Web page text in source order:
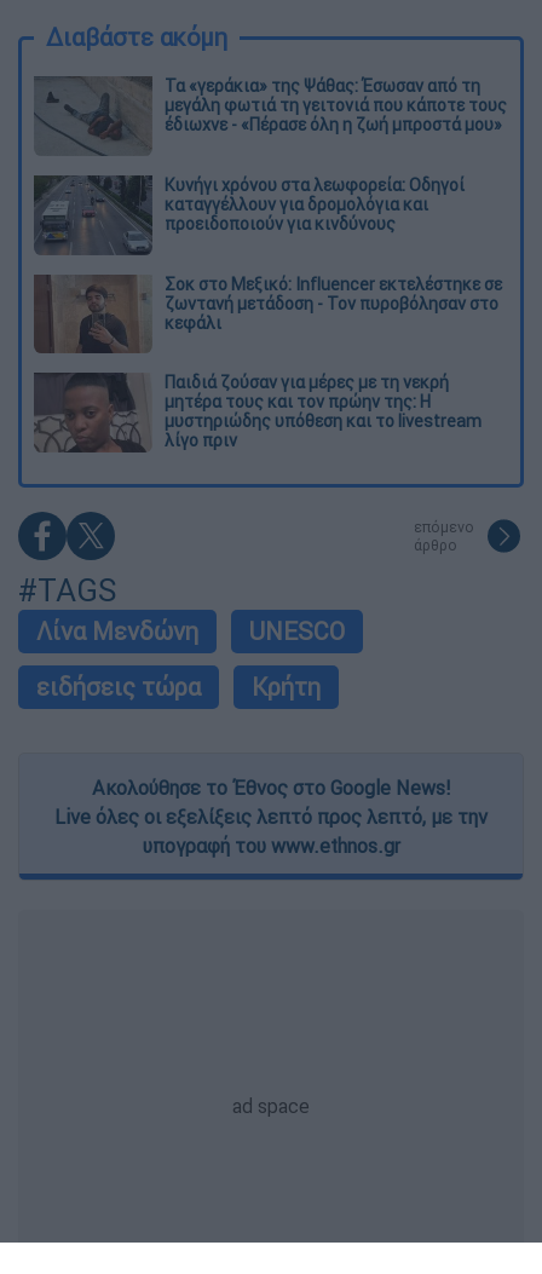
Διαβάστε ακόμη
Τα «γεράκια» της Ψάθας: Έσωσαν από τη
μεγάλη φωτιά τη γειτονιά που κάποτε τους
έδιωχνε - «Πέρασε όλη η ζωή μπροστά μου»
Κυνήγι χρόνου στα λεωφορεία: Οδηγοί
καταγγέλλουν για δρομολόγια και
προειδοποιούν για κινδύνους
Σοκ στο Μεξικό: Influencer εκτελέστηκε σε
ζωντανή μετάδοση - Τον πυροβόλησαν στο
κεφάλι
Παιδιά ζούσαν για μέρες με τη νεκρή
μητέρα τους και τον πρώην της: Η
μυστηριώδης υπόθεση και το livestream
λίγο πριν
επόμενο
άρθρο
#TAGS
Λίνα Μενδώνη
UNESCO
ειδήσεις τώρα
Κρήτη
Ακολούθησε το Έθνος στο Google News!
Live όλες οι εξελίξεις λεπτό προς λεπτό, με την
υπογραφή του www.ethnos.gr